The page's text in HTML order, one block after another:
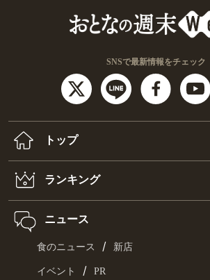
SNSで最新情報をチェック
トップ
ランキング
ニュース
食のニュース / 新店
イベント / PR